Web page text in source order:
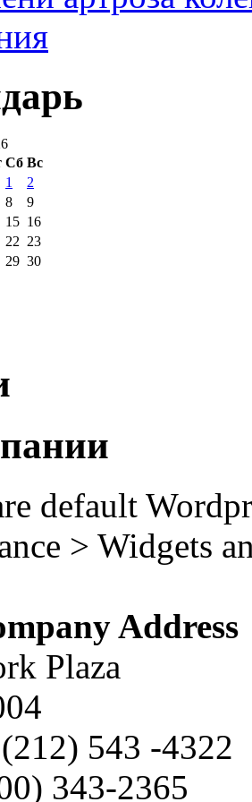
Сб Вс
1
2
8
9
15 16
22 23
29 30
default
> Widgets
Address
Plaza
543 -4322
343-2365